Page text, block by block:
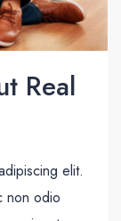
Real
elit.
non odio